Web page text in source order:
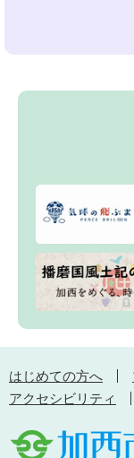
はじめての方へ
アクセシビリティ